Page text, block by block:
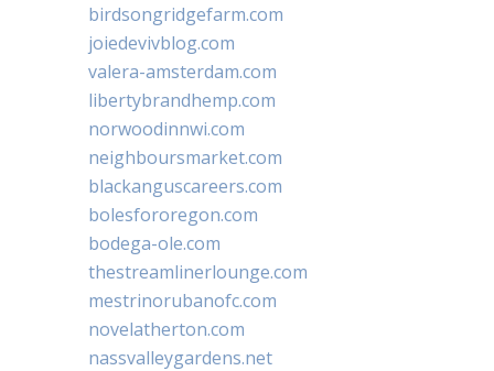
birdsongridgefarm.com
joiedevivblog.com
valera-amsterdam.com
libertybrandhemp.com
norwoodinnwi.com
neighboursmarket.com
blackanguscareers.com
bolesfororegon.com
bodega-ole.com
thestreamlinerlounge.com
mestrinorubanofc.com
novelatherton.com
nassvalleygardens.net